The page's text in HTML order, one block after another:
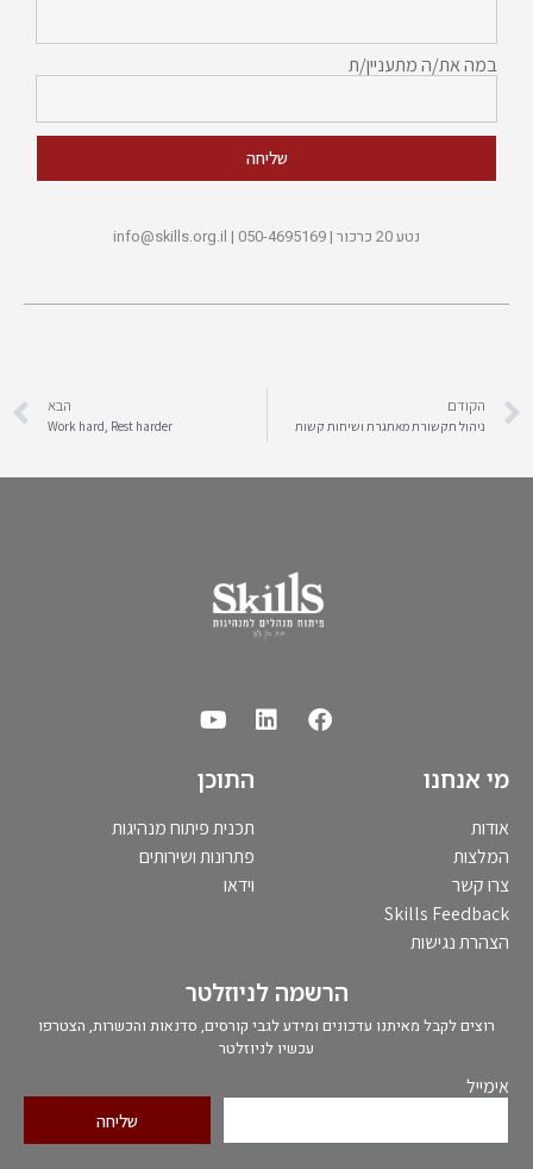
במה את/ה מתעניין/ת
שליחה
נטע 20 כרכור | 050-4695169 | info@skills.org.il
הקודם
ניהול תקשורת מאתגרת ושיחות קשות
הבא
Work hard, Rest harder
הרשמה לניוזלטר
רוצים לקבל מאיתנו עדכונים ומידע לגבי קורסים, סדנאות והכשרות, הצטרפו
עכשיו לניוזלטר
אימייל
שליחה
התוכן
תכנית פיתוח מנהיגות
פתרונות ושירותים
וידאו
מי אנחנו
אודות
המלצות
צרו קשר
Skills Feedback
הצהרת נגישות